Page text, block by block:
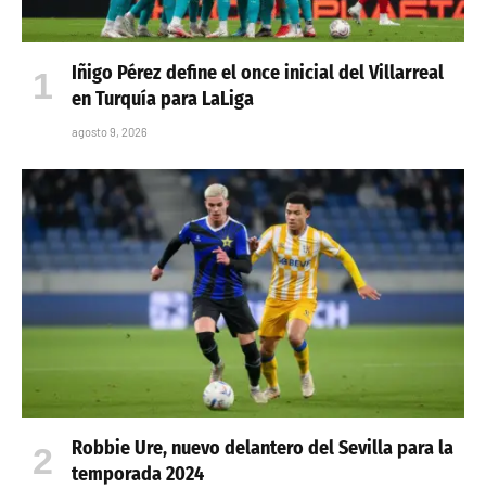
Iñigo Pérez define el once inicial del Villarreal
en Turquía para LaLiga
agosto 9, 2026
Robbie Ure, nuevo delantero del Sevilla para la
temporada 2024